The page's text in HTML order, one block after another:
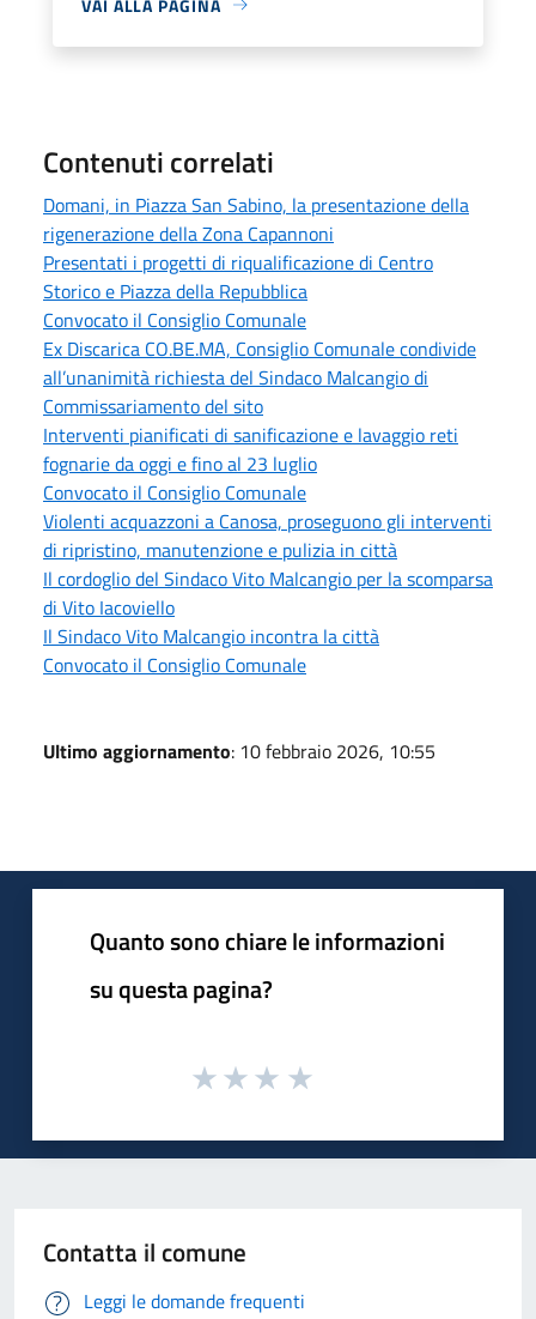
Contenuti correlati
Domani, in Piazza San Sabino, la presentazione della
rigenerazione della Zona Capannoni
Presentati i progetti di riqualificazione di Centro
Storico e Piazza della Repubblica
Convocato il Consiglio Comunale
Ex Discarica CO.BE.MA, Consiglio Comunale condivide
all’unanimità richiesta del Sindaco Malcangio di
Commissariamento del sito
Interventi pianificati di sanificazione e lavaggio reti
fognarie da oggi e fino al 23 luglio
Convocato il Consiglio Comunale
Violenti acquazzoni a Canosa, proseguono gli interventi
di ripristino, manutenzione e pulizia in città
Il cordoglio del Sindaco Vito Malcangio per la scomparsa
di Vito Iacoviello
Il Sindaco Vito Malcangio incontra la città
Convocato il Consiglio Comunale
Ultimo aggiornamento: 10 febbraio 2026, 10:55
Quanto sono chiare le informazioni
su questa pagina?
Contatta il comune
Leggi le domande frequenti